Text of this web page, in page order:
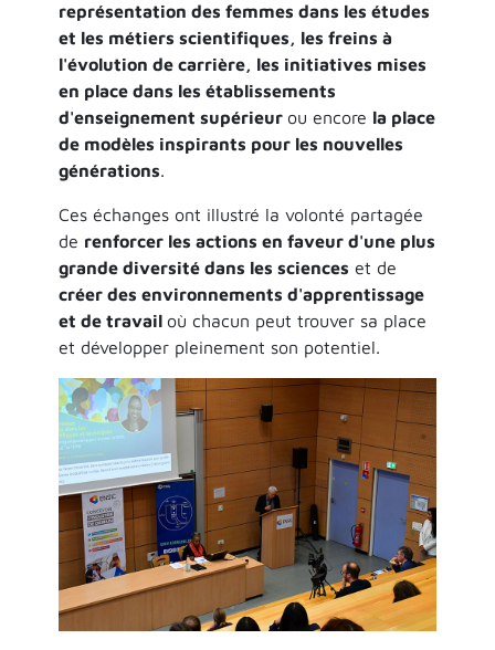
représentation des femmes dans les études
et les métiers scientifiques, les freins à
l'évolution de carrière, les initiatives mises
en place dans les établissements
d'enseignement supérieur ou encore la place
de modèles inspirants pour les nouvelles
générations.
Ces échanges ont illustré la volonté partagée
de renforcer les actions en faveur d'une plus
grande diversité dans les sciences et de
créer des environnements d'apprentissage
et de travail où chacun peut trouver sa place
et développer pleinement son potentiel.